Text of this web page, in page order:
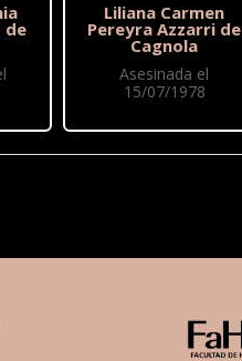
de
Liliana Carmen
Pereyra Azzarri de
Cagnola
Asesinada el
15/07/1978